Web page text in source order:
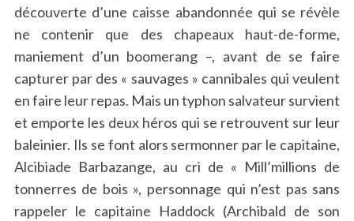
découverte d’une caisse abandonnée qui se révèle
ne contenir que des chapeaux haut-de-forme,
maniement d’un boomerang –, avant de se faire
capturer par des « sauvages » cannibales qui veulent
en faire leur repas. Mais un typhon salvateur survient
et emporte les deux héros qui se retrouvent sur leur
baleinier. Ils se font alors sermonner par le capitaine,
Alcibiade Barbazange, au cri de « Mill’millions de
tonnerres de bois », personnage qui n’est pas sans
rappeler le capitaine Haddock (Archibald de son